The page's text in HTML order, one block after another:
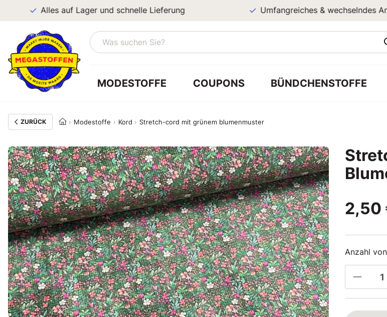
Alles auf Lager und schnelle Lieferung Umfangreiches & wechselndes
MODESTOFFE COUPONS BÜNDCHENSTOFFE
ZURÜCK Modestoffe Kord Stretch-cord mit grünem blumenmuster
2,50
Anzahl